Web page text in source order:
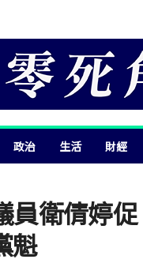
政治 生活 財經
員衛倩婷促
魁